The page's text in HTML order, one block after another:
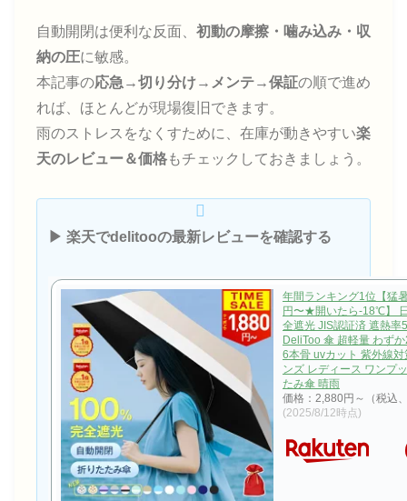
自動開閉は便利な反面、 初動の摩擦・噛み込み・収
納の圧に敏感。
本記事の応急→切り分け→メンテ→保証の順で進め
れば、ほとんどが現場復旧できます。
雨のストレスをなくすために、在庫が動きやすい楽
天のレビュー＆価格もチェックしておきましょう。
▶ 楽天でdelitooの最新レビューを確認する
年間ランキング1位【猛
円〜★開いたら-18℃】
全遮光 JIS認証済 遮熱率
DeliToo 傘 超軽量 わず
6本骨 uvカット 紫外線
ンズ レディース ワンプ
たみ傘 晴雨
価格：2,880円～（税込
(2025/8/12時点)